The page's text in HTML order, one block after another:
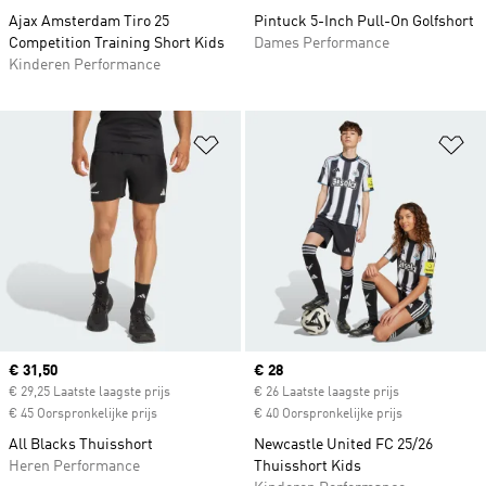
Ajax Amsterdam Tiro 25
Competition Training Short Kids
Kinderen Performance
Pintuck 5-Inch Pull-On Golfshort
Dames Performance
Op verlanglijst zetten
Current price
€ 31,50
€ 29,25 Laatste laagste prijs
€ 45 Oorspronkelijke prijs
All Blacks Thuisshort
Heren Performance
Current price
€ 28
€ 26 Laatste laagste prijs
€ 40 Oorspronkelijke prijs
Newcastle United FC 25/26
Thuisshort Kids